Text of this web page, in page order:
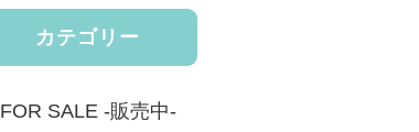
カテゴリー
FOR SALE -販売中-